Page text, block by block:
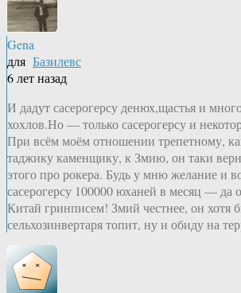
Gena
для Базилевс
6 лет назад
И дадут сасерогерсу денюх,щастья и
хохлов.Но — только сасерогерсу и
При всём моём отношении трепетному,
таджику каменщику, к Змию, он таки
этого про рокера. Будь у мню желание и
сасерогерсу 100000 юханей в месяц — да
Китай гринписем! Змий честнее, он хотя
сельхозинвертаря топит, ну и обиду на